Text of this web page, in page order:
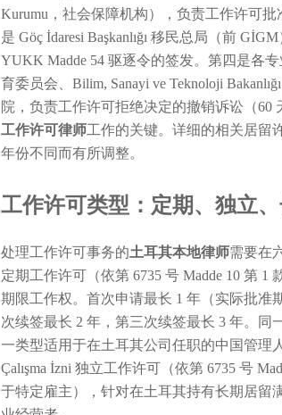
Kurumu，社会保障机构），负责工作许可
是 Göç İdaresi Başkanlığı 移民总局（前
YUKK Madde 54 驱逐令的签发。第四是各专
育委员会、Bilim, Sanayi ve Teknoloji
院，负责工作许可拒绝决定的撤销诉讼（60
工作许可律师工作的关键。详细的相关居留
年份不同而有所调整。
工作许可类型：定期、独立
处理工作许可事务的土耳其本地律师需要在
定期工作许可（依第 6735 号 Madde 10 第
期限工作权。首次申请最长 1 年（实际批准
次续签最长 2 年，第三次续签最长 3 年。同
一类型适用于在土耳其公司任职的中国管理
Çalışma İzni 独立工作许可（依第 6735 号
于特定雇主），针对在土耳其持有长期居留